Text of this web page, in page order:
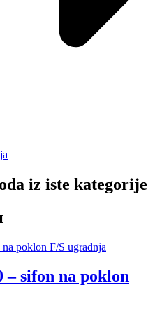
iz iste kategorije
sifon na poklon